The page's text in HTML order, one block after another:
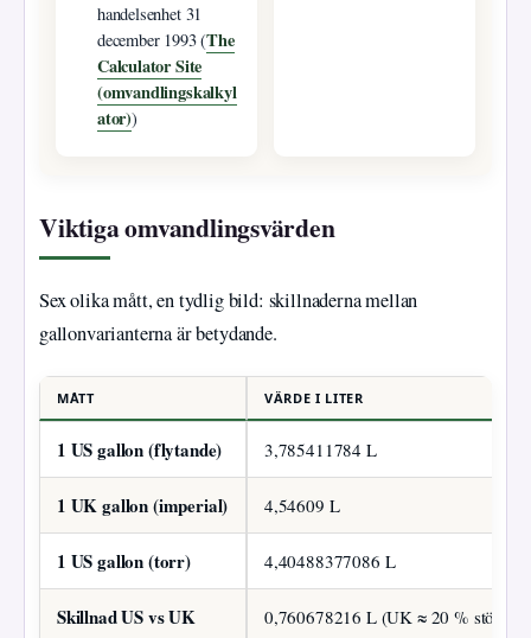
handelsenhet 31
december 1993 (The
Calculator Site
(omvandlingskalkyl
ator))
Viktiga omvandlingsvärden
Sex olika mått, en tydlig bild: skillnaderna mellan
gallonvarianterna är betydande.
MÅTT VÄRDE I LITER
1 US gallon (flytande) 3,785411784 L
1 UK gallon (imperial) 4,54609 L
1 US gallon (torr) 4,40488377086 L
Skillnad US vs UK 0,760678216 L (UK ≈ 20 % större)